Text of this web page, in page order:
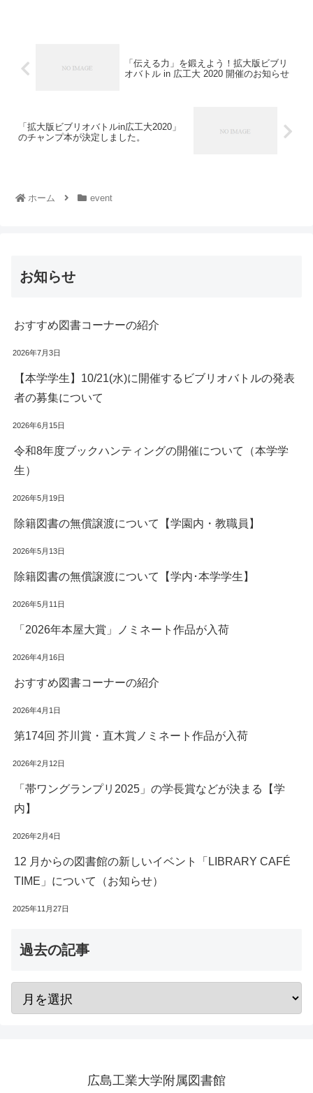
「伝える力」を鍛えよう！拡大版ビブリ
オバトル in 広工大 2020 開催のお知らせ
「拡大版ビブリオバトルin広工大2020」
のチャンプ本が決定しました。
ホーム event
お知らせ
おすすめ図書コーナーの紹介
2026年7月3日
【本学学生】10/21(水)に開催するビブリオバトルの発表
者の募集について
2026年6月15日
令和8年度ブックハンティングの開催について（本学学
生）
2026年5月19日
除籍図書の無償譲渡について【学園内・教職員】
2026年5月13日
除籍図書の無償譲渡について【学内･本学学生】
2026年5月11日
「2026年本屋大賞」ノミネート作品が入荷
2026年4月16日
おすすめ図書コーナーの紹介
2026年4月1日
第174回 芥川賞・直木賞ノミネート作品が入荷
2026年2月12日
「帯ワングランプリ2025」の学長賞などが決まる【学
内】
2026年2月4日
12 月からの図書館の新しいイベント「LIBRARY CAFÉ
TIME」について（お知らせ）
2025年11月27日
過去の記事
広島工業大学附属図書館